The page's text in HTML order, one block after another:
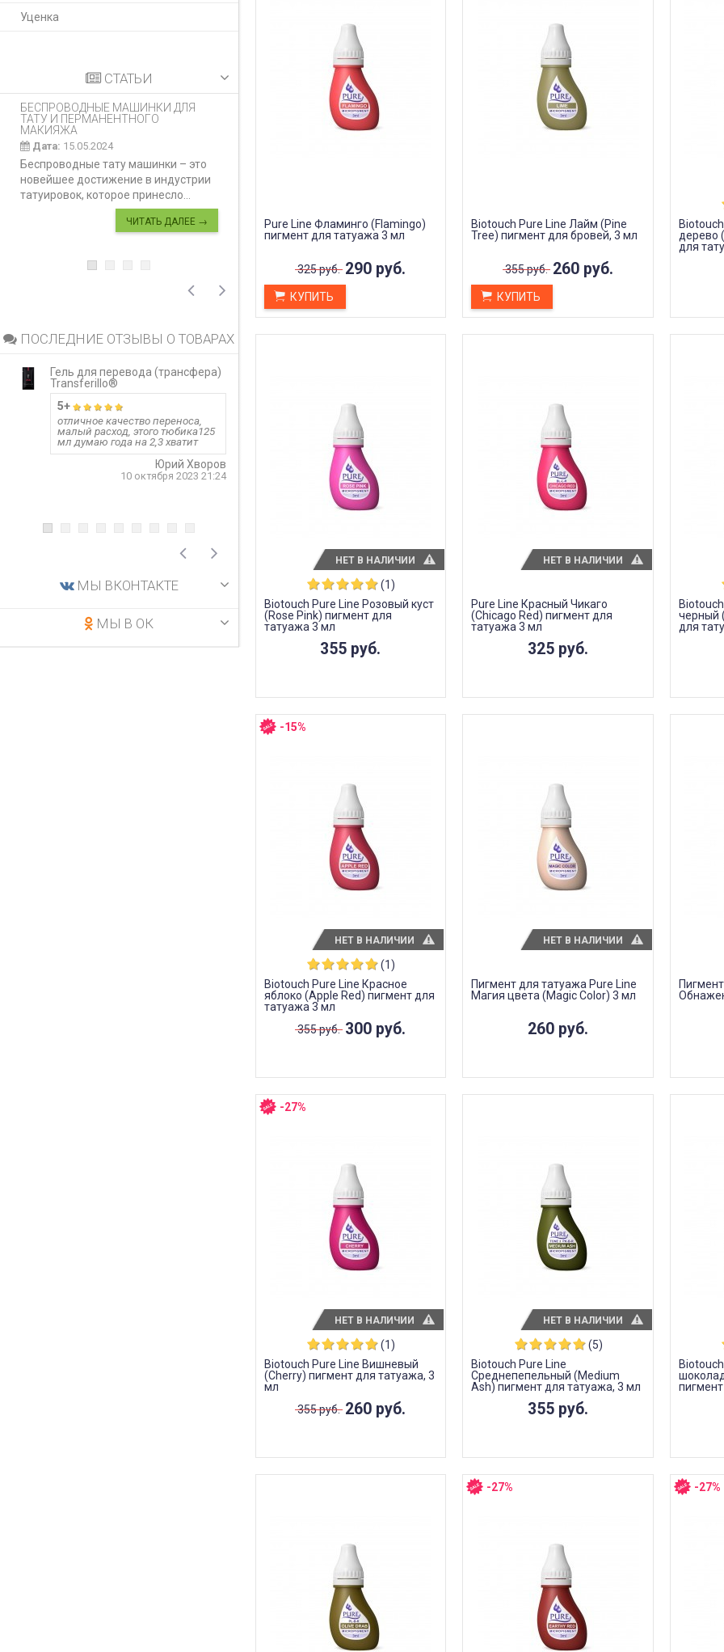
Уценка
СТАТЬИ
БЕСПРОВОДНЫЕ МАШИНКИ ДЛЯ
ТАТУ И ПЕРМАНЕНТНОГО
МАКИЯЖА
Дата: 15.05.2024
Беспроводные тату машинки – это
новейшее достижение в индустрии
татуировок, которое принесло...
ЧИТАТЬ ДАЛЕЕ →
КАК ПРАВИЛЬНО И ДЛЯ ЧЕГО
ДЕЛАТЬ КАРБОНОВЫЙ ПИЛИНГ
28.02.2024
ЧИТАТЬ ДАЛЕЕ →
КАК ПРАВИЛЬНО ИСПОЛЬЗОВАТЬ
ПЛЁНКУ ДЛЯ ЗАЖИВЛЕНИЯ ТАТУ
31.01.2024
ПОСЛЕДНИЕ ОТЗЫВЫ О ТОВАРАХ
Гель для перевода (трансфера)
Transferillo®
5+
отличное качество переноса,
малый расход, этого тюбика125
мл думаю года на 2,3 хватит
Юрий Хворов
10 октября 2023 21:24
детжится до конца сеанса
одного стика 5 мл хватило на 5
больших работ, экономный
расход, держится очень хорошо,
рекомендую.
5 октября 2023 12:19
доволен
Хорошо переводит, при
высыхании стирается не
быстро. Хороший гель, давно
пользуемся!!
3 октября 2023 22:45
МЫ ВКОНТАКТЕ
МЫ В ОК
Pure Line Фламинго (Flamingo)
пигмент для татуажа 3 мл
325 руб. 290 руб.
КУПИТЬ
Biotouch Pure Line Лайм (Pine
Tree) пигмент для бровей, 3 мл
355 руб. 260 руб.
КУПИТЬ
дерево
для
(1)
Biotouch Pure Line Розовый куст
(Rose Pink) пигмент для
татуажа 3 мл
355 руб.
НЕТ В НАЛИЧИИ
Pure Line Красный Чикаго
(Chicago Red) пигмент для
татуажа 3 мл
325 руб.
НЕТ В НАЛИЧИИ
черный
для
(1)
Biotouch Pure Line Красное
яблоко (Apple Red) пигмент для
татуажа 3 мл
355 руб. 300 руб.
НЕТ В НАЛИЧИИ
-15%
Пигмент для татуажа Pure Line
Магия цвета (Magic Color) 3 мл
260 руб.
НЕТ В НАЛИЧИИ
(1)
Biotouch Pure Line Вишневый
(Cherry) пигмент для татуажа, 3
мл
355 руб. 260 руб.
НЕТ В НАЛИЧИИ
-27%
(5)
Biotouch Pure Line
Среднепепельный (Medium
Ash) пигмент для татуажа, 3 мл
355 руб.
НЕТ В НАЛИЧИИ
-27% -27%